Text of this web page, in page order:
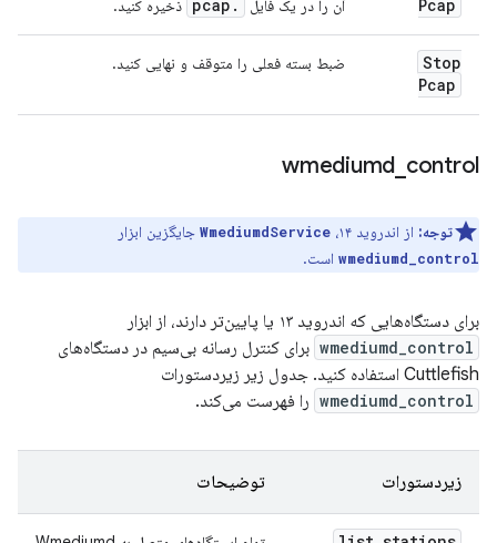
Pcap
آن را در یک فایل
.
pcap ذخیره کنید.
Stop
Pcap
ضبط بسته فعلی را متوقف و نهایی کنید.
wmediumd control
توجه: از اندروید ۱۴، WmediumdService جایگزین ابزار
wmediumd_control است.
برای دستگاه‌هایی که اندروید ۱۳ یا پایین‌تر دارند، از ابزار
wmediumd_control برای کنترل رسانه بی‌سیم در دستگاه‌های
Cuttlefish استفاده کنید. جدول زیر زیردستورات
wmediumd_control را فهرست می‌کند.
زیردستورات توضیحات